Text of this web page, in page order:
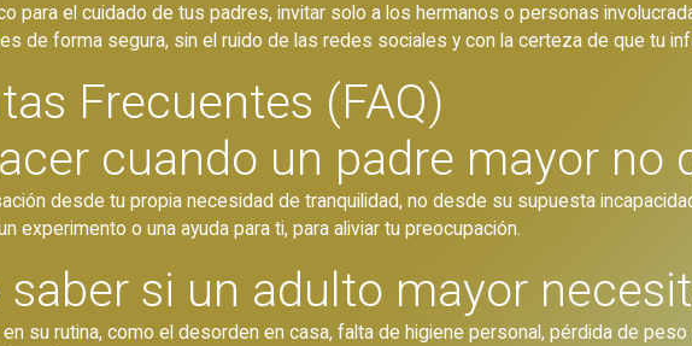
para el cuidado de tus padres, invitar solo a los hermanos o personas
de forma segura, sin el ruido de las redes sociales y con la certeza de que tu
Frecuentes (FAQ)
cuando un padre mayor no
desde tu propia necesidad de tranquilidad, no desde su supuesta
experimento o una ayuda para ti, para aliviar tu preocupación.
saber si un adulto mayor
su rutina, como el desorden en casa, falta de higiene personal, pérdida de